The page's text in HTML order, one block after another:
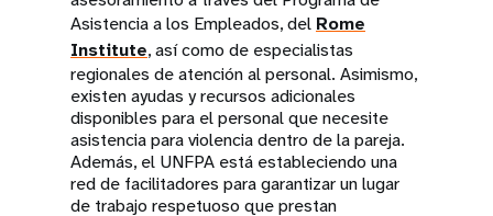
Asistencia a los Empleados, del Rome
Institute, así como de especialistas
regionales de atención al personal. Asimismo,
existen ayudas y recursos adicionales
disponibles para el personal que necesite
asistencia para violencia dentro de la pareja.
Además, el UNFPA está estableciendo una
red de facilitadores para garantizar un lugar
de trabajo respetuoso que prestan